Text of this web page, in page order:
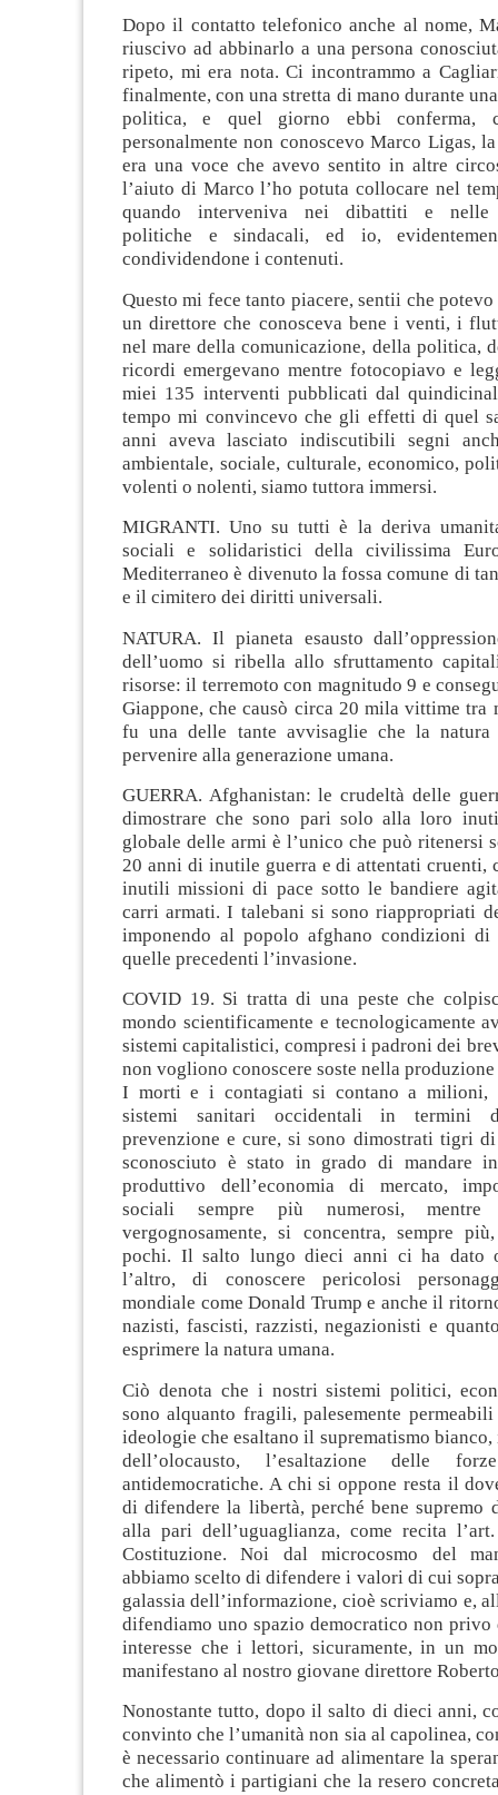
Dopo il contatto telefonico anche al nome,
riuscivo ad abbinarlo a una persona
ripeto, mi era nota. Ci incontrammo a
finalmente, con una stretta di mano durante
politica, e quel giorno ebbi conferma,
personalmente non conoscevo Marco Ligas,
era una voce che avevo sentito in altre
l’aiuto di Marco l’ho potuta collocare nel
quando interveniva nei dibattiti e nelle
politiche e sindacali, ed io,
condividendone i contenuti.
Questo mi fece tanto piacere, sentii che
un direttore che conosceva bene i venti, i
nel mare della comunicazione, della politica,
ricordi emergevano mentre fotocopiavo e
miei 135 interventi pubblicati dal
tempo mi convincevo che gli effetti di quel
anni aveva lasciato indiscutibili segni
ambientale, sociale, culturale, economico,
volenti o nolenti, siamo tuttora immersi.
MIGRANTI. Uno su tutti è la deriva
sociali e solidaristici della civilissima
Mediterraneo è divenuto la fossa comune di
e il cimitero dei diritti universali.
NATURA. Il pianeta esausto
dell’uomo si ribella allo sfruttamento
risorse: il terremoto con magnitudo 9 e
Giappone, che causò circa 20 mila vittime tra
fu una delle tante avvisaglie che la
pervenire alla generazione umana.
GUERRA. Afghanistan: le crudeltà delle
dimostrare che sono pari solo alla loro
globale delle armi è l’unico che può ritenersi
20 anni di inutile guerra e di attentati cruenti,
inutili missioni di pace sotto le bandiere
carri armati. I talebani si sono riappropriati
imponendo al popolo afghano condizioni
quelle precedenti l’invasione.
COVID 19. Si tratta di una peste che
mondo scientificamente e tecnologicamente
sistemi capitalistici, compresi i padroni dei
non vogliono conoscere soste nella
I morti e i contagiati si contano a milioni,
sistemi sanitari occidentali in termini
prevenzione e cure, si sono dimostrati tigri
sconosciuto è stato in grado di mandare
produttivo dell’economia di mercato,
sociali sempre più numerosi, mentre
vergognosamente, si concentra, sempre
pochi. Il salto lungo dieci anni ci ha dato
l’altro, di conoscere pericolosi
mondiale come Donald Trump e anche il
nazisti, fascisti, razzisti, negazionisti e
esprimere la natura umana.
Ciò denota che i nostri sistemi politici,
sono alquanto fragili, palesemente
ideologie che esaltano il suprematismo
dell’olocausto, l’esaltazione delle
antidemocratiche. A chi si oppone resta il
di difendere la libertà, perché bene supremo
alla pari dell’uguaglianza, come recita
Costituzione. Noi dal microcosmo del
abbiamo scelto di difendere i valori di cui
galassia dell’informazione, cioè scriviamo e,
difendiamo uno spazio democratico non
interesse che i lettori, sicuramente, in un
manifestano al nostro giovane direttore
Nonostante tutto, dopo il salto di dieci anni,
convinto che l’umanità non sia al capolinea,
è necessario continuare ad alimentare la
che alimentò i partigiani che la resero